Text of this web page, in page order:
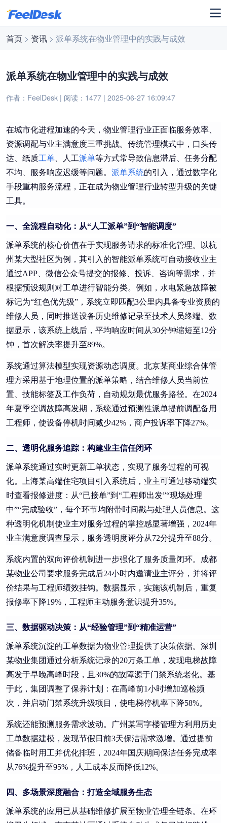
首页 > 资讯 > 派单系统在物业管理中的实践与成效
派单系统在物业管理中的实践与成效
作者：FeelDesk | 阅读：1477 | 2025-06-27 16:09:47
在城市化进程加速的今天，物业管理行业正面临服务效率、
资源调配与业主满意度三重挑战。传统管理模式中，口头传
达、纸质工单、人工派单等方式常导致信息滞后、任务分配
不均、服务响应迟缓等问题。派单系统的引入，通过数字化
手段重构服务流程，正在成为物业管理行业转型升级的关键
工具。
一、全流程自动化：从“人工派单”到“智能调度”
派单系统的核心价值在于实现服务请求的标准化管理。以杭
州某大型社区为例，其引入的智能派单系统可自动接收业主
通过APP、微信公众号提交的报修、投诉、咨询等需求，并
根据预设规则对工单进行智能分类。例如，水电紧急故障被
标记为“红色优先级”，系统立即匹配3公里内具备专业资质的
维修人员，同时推送设备历史维修记录至技术人员终端。数
据显示，该系统上线后，平均响应时间从30分钟缩短至12分
钟，首次解决率提升至89%。
系统通过算法模型实现资源动态调度。北京某商业综合体管
理方采用基于地理位置的派单策略，结合维修人员当前位
置、技能标签及工作负荷，自动规划最优服务路径。在2024
年夏季空调故障高发期，系统通过预测性派单提前调配备用
工程师，使设备停机时间减少42%，商户投诉率下降27%。
二、透明化服务追踪：构建业主信任闭环
派单系统通过实时更新工单状态，实现了服务过程的可视
化。上海某高端住宅项目引入系统后，业主可通过移动端实
时查看报修进度：从“已接单”到“工程师出发”“现场处理
中”“完成验收”，每个环节均附带时间戳与处理人员信息。这
种透明化机制使业主对服务过程的掌控感显著增强，2024年
业主满意度调查显示，服务透明度评分从72分提升至88分。
系统内置的双向评价机制进一步强化了服务质量闭环。成都
某物业公司要求服务完成后24小时内邀请业主评分，并将评
价结果与工程师绩效挂钩。数据显示，实施该机制后，重复
报修率下降19%，工程师主动服务意识提升35%。
三、数据驱动决策：从“经验管理”到“精准运营”
派单系统沉淀的工单数据为物业管理提供了决策依据。深圳
某物业集团通过分析系统记录的20万条工单，发现电梯故障
高发于早晚高峰时段，且30%的故障源于门禁系统老化。基
于此，集团调整了保养计划：在高峰前1小时增加巡检频
次，并启动门禁系统升级项目，使电梯停机率下降58%。
系统还能预测服务需求波动。广州某写字楼管理方利用历史
工单数据建模，发现节假日前3天保洁需求激增。通过提前
储备临时用工并优化排班，2024年国庆期间保洁任务完成率
从76%提升至95%，人工成本反而降低12%。
四、多场景深度融合：打造全域服务生态
派单系统的应用已从基础维修扩展至物业管理全链条。在环